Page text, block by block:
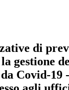
di
gestione
Covid-